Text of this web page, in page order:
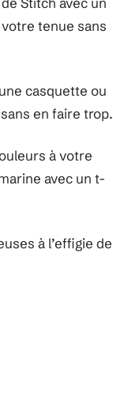
tenue sans
casquette ou
en faire trop.
à votre
avec un t-
à l’effigie de